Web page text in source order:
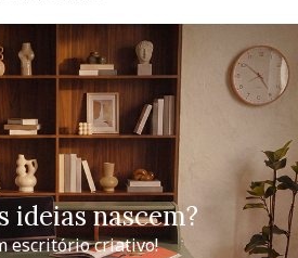
ideias nascem?
escritório criativo!